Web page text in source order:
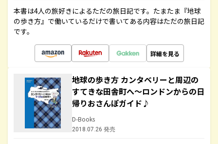
本書は4人の旅好きによるただの旅日記です。たまたま『地球
の歩き方』で働いているだけで書いてある内容はただの旅日記
です。
詳細を見る
地球の歩き方 カンタベリーと周辺の
すてきな田舎町へ～ロンドンからの日
帰りおさんぽガイド♪
D-Books
2018.07.26 発売